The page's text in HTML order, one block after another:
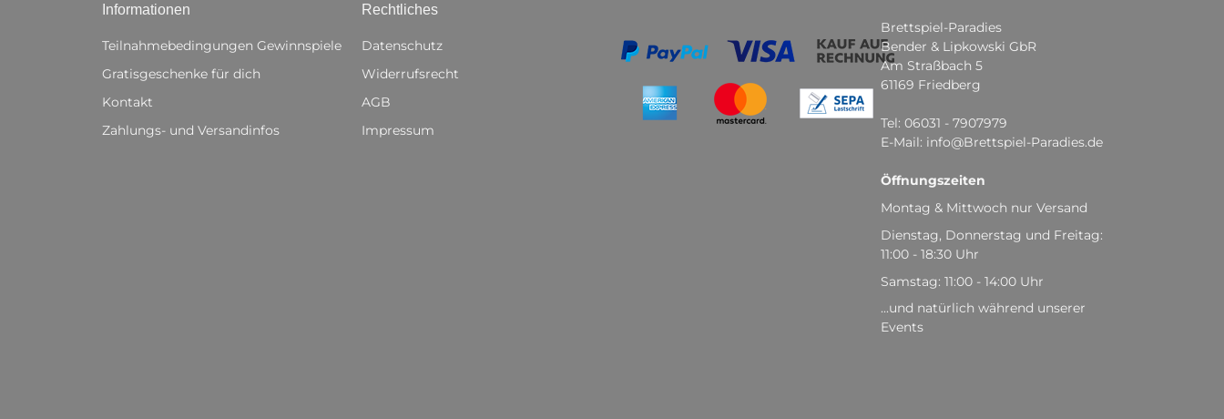
Informationen
Teilnahmebedingungen Gewinnspiele
Gratisgeschenke für dich
Kontakt
Zahlungs- und Versandinfos
Rechtliches
Datenschutz
Widerrufsrecht
AGB
Impressum
Brettspiel-Paradies
Bender & Lipkowski GbR
Am Straßbach 5
61169 Friedberg
Tel: 06031 - 7907979
E-Mail: info@Brettspiel-Paradies.de
Öffnungszeiten
Montag & Mittwoch nur Versand
Dienstag, Donnerstag und Freitag:
11:00 - 18:30 Uhr
Samstag: 11:00 - 14:00 Uhr
...und natürlich während unserer
Events